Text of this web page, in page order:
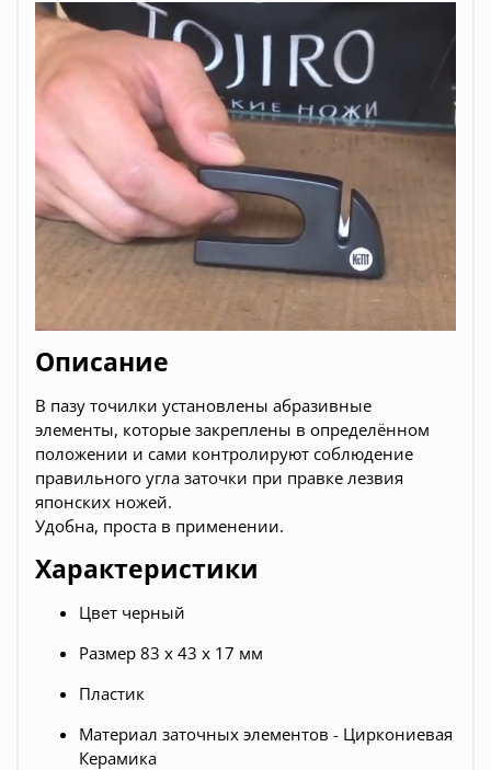
Описание
В пазу точилки установлены абразивные
элементы, которые закреплены в определённом
положении и сами контролируют соблюдение
правильного угла заточки при правке лезвия
японских ножей.
Удобна, проста в применении.
Характеристики
Цвет черный
Размер 83 x 43 x 17 мм
Пластик
Материал заточных элементов - Циркониевая
Керамика